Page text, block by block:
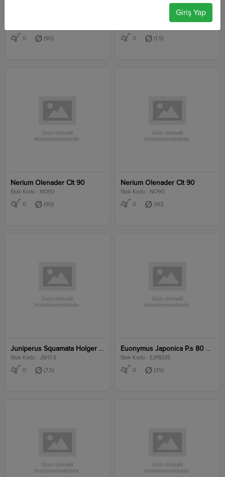
0 (90) 0 (1,5)
Nerium Olenader Clt 90
Stok Kodu : NO90
0 (90)
Nerium Olenader Clt 90
Stok Kodu : NO90
0 (90)
Juniperus Squamata Holger Clt 7,5
Stok Kodu : JSH7,5
0 (7,5)
Euonymus Japonica P.s 80 Cm Stem Clt 35
Stok Kodu : EJPSS35
0 (35)
Giriş Yap